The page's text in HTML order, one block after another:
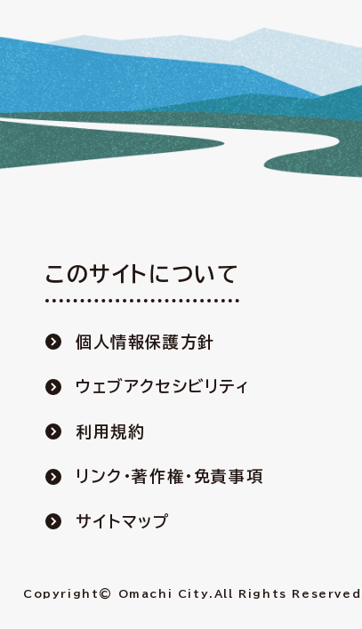
このサイトについて
個人情報保護方針
ウェブアクセシビリティ
利用規約
リンク・著作権・免責事項
サイトマップ
Copyright© Omachi City. All Rights Reserved.